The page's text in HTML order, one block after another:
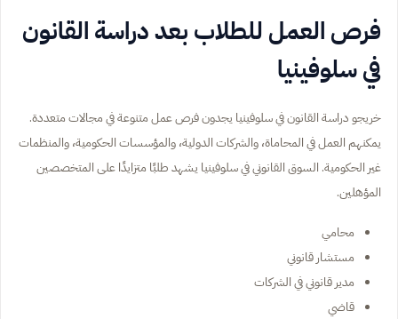
فرص العمل للطلاب بعد دراسة القانون
في سلوفينيا
خريجو دراسة القانون في سلوفينيا يجدون فرص عمل متنوعة في مجالات متعددة.
يمكنهم العمل في المحاماة، والشركات الدولية، والمؤسسات الحكومية، والمنظمات
غير الحكومية. السوق القانوني في سلوفينيا يشهد طلبًا متزايدًا على المتخصصين
المؤهلين.
محامي
مستشار قانوني
مدير قانوني في الشركات
قاضي